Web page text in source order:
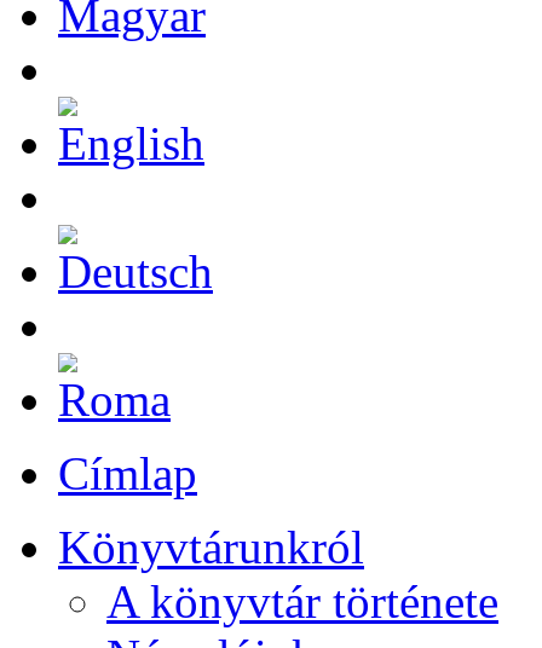
Címlap
Könyvtárunkról
A könyvtár története